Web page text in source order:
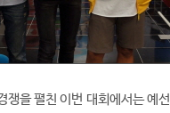
을 펼친 이번 대회에서는 예